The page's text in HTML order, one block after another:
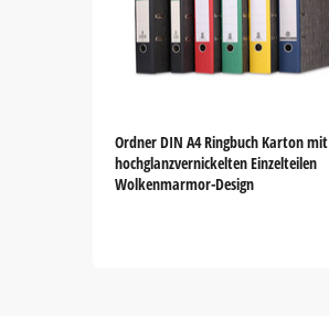
Ordner DIN A4 Ringbuch Karton mit
hochglanzvernickelten Einzelteilen
Wolkenmarmor-Design